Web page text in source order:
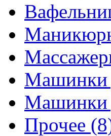
Машинки
Машинки
Прочее